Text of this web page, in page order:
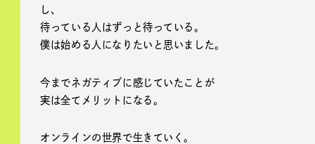
し、
待っている人はずっと待っている。
僕は始める人になりたいと思いました。
今までネガティブに感じていたことが
実は全てメリットになる。
オンラインの世界で生きていく。